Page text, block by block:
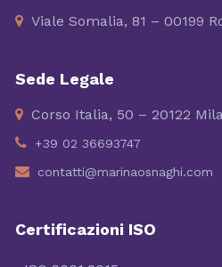
Viale Somalia, 81 – 00199
Sede Legale
Corso Italia, 50 – 20122
+39 02 36693747
contatti@marinaosnaghi.com
Certificazioni ISO